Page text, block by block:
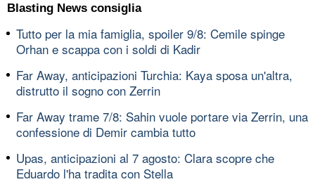
Blasting News consiglia
Tutto per la mia famiglia, spoiler 9/8: Cemile spinge
Orhan e scappa con i soldi di Kadir
Far Away, anticipazioni Turchia: Kaya sposa un'altra,
distrutto il sogno con Zerrin
Far Away trame 7/8: Sahin vuole portare via Zerrin, una
confessione di Demir cambia tutto
Upas, anticipazioni al 7 agosto: Clara scopre che
Eduardo l'ha tradita con Stella